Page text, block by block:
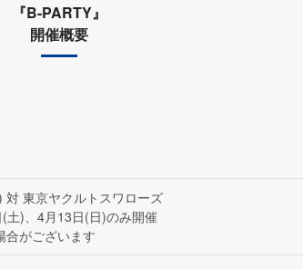
『B-PARTY』
開催概要
東京ヤクルトスワローズ
(土)、4月13日(日)のみ開催
合がございます